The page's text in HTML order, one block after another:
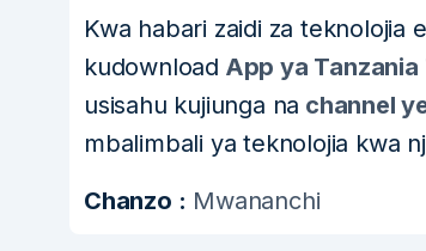
Kwa habari zaidi za teknolojia
kudownload App ya Tanzania
usisahu kujiunga na channel
mbalimbali ya teknolojia kwa
Chanzo : Mwananchi